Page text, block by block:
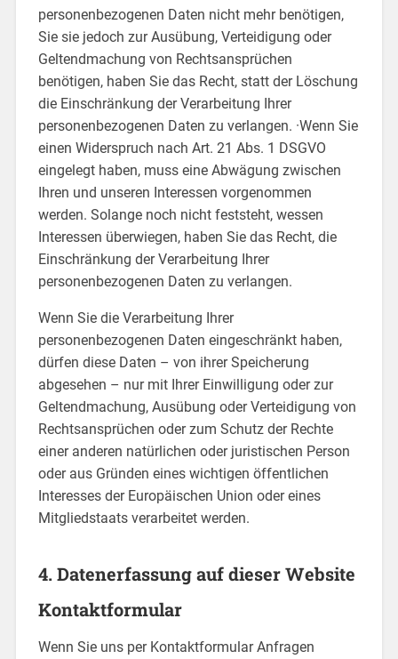
personenbezogenen Daten nicht mehr benötigen,
Sie sie jedoch zur Ausübung, Verteidigung oder
Geltendmachung von Rechtsansprüchen
benötigen, haben Sie das Recht, statt der Löschung
die Einschränkung der Verarbeitung Ihrer
personenbezogenen Daten zu verlangen. ·Wenn Sie
einen Widerspruch nach Art. 21 Abs. 1 DSGVO
eingelegt haben, muss eine Abwägung zwischen
Ihren und unseren Interessen vorgenommen
werden. Solange noch nicht feststeht, wessen
Interessen überwiegen, haben Sie das Recht, die
Einschränkung der Verarbeitung Ihrer
personenbezogenen Daten zu verlangen.
Wenn Sie die Verarbeitung Ihrer
personenbezogenen Daten eingeschränkt haben,
dürfen diese Daten – von ihrer Speicherung
abgesehen – nur mit Ihrer Einwilligung oder zur
Geltendmachung, Ausübung oder Verteidigung von
Rechtsansprüchen oder zum Schutz der Rechte
einer anderen natürlichen oder juristischen Person
oder aus Gründen eines wichtigen öffentlichen
Interesses der Europäischen Union oder eines
Mitgliedstaats verarbeitet werden.
4. Datenerfassung auf dieser Website
Kontaktformular
Wenn Sie uns per Kontaktformular Anfragen